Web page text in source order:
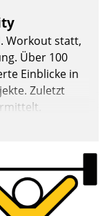
Workout statt,
Über 100
Einblicke in
Zuletzt